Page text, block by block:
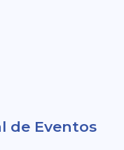
de Eventos